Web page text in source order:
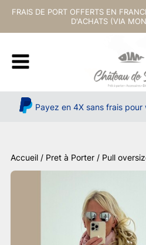
FRAIS DE PORT OFFERTS EN
D'ACHATS (VIA
Payez en 4X sans frais pour
Accueil / Pret à Porter / Pull